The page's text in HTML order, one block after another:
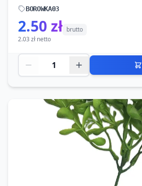
BOROWKA03
2.50 zł brutto
2.03 zł netto